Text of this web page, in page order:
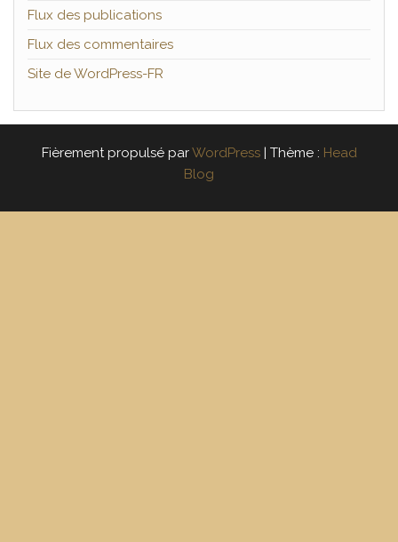
Flux des publications
Flux des commentaires
Site de WordPress-FR
Fièrement propulsé parWordPress | Thème : Head
Blog